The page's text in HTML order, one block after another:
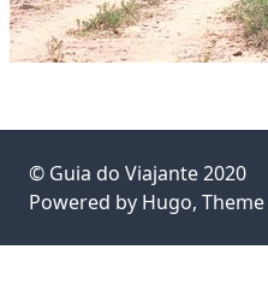
© Guia do Viajante2020
Powered by Hugo, Theme